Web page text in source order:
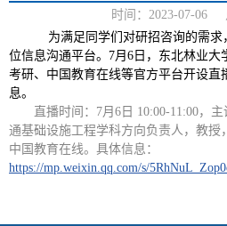
时间：2023-07-06
为满足同学们对研招咨询的需求
位信息沟通平台。7月6日，东北林业大
考研、中国教育在线等官方平台开设直
息。
直播时间：7月6日 10:00-11:00， 主
通基础设施工程学科方向负责人，教授
中国教育在线。具体信息：
https://mp.weixin.qq.com/s/